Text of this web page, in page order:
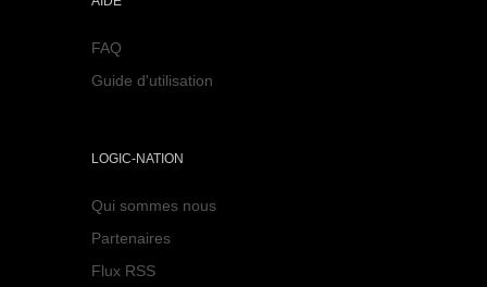
FAQ
Guide d'utilisation
LOGIC-NATION
Qui sommes nous
Partenaires
Flux RSS